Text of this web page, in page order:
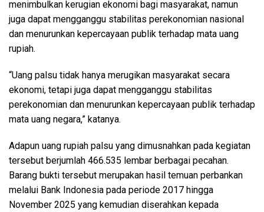
menimbulkan kerugian ekonomi bagi masyarakat, namun
juga dapat mengganggu stabilitas perekonomian nasional
dan menurunkan kepercayaan publik terhadap mata uang
rupiah.
“Uang palsu tidak hanya merugikan masyarakat secara
ekonomi, tetapi juga dapat mengganggu stabilitas
perekonomian dan menurunkan kepercayaan publik terhadap
mata uang negara,” katanya.
Adapun uang rupiah palsu yang dimusnahkan pada kegiatan
tersebut berjumlah 466.535 lembar berbagai pecahan.
Barang bukti tersebut merupakan hasil temuan perbankan
melalui Bank Indonesia pada periode 2017 hingga
November 2025 yang kemudian diserahkan kepada